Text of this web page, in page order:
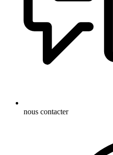
nous contacter